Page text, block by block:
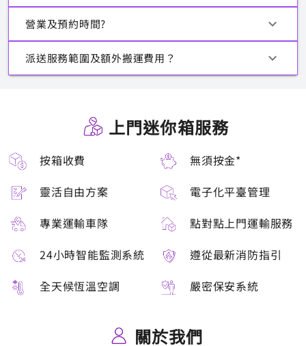
營業及預約時間?
派送服務範圍及額外搬運費⽤？
上門迷你箱服務
按箱收費
無須按金*
靈活自由方案
電子化平臺管理
專業運輸車隊
點對點上門運輸服務
24小時智能監測系統
遵從最新消防指引
全天候恆溫空調
嚴密保安系統
關於我們